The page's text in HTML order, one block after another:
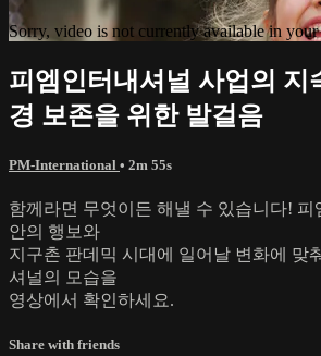
Sorry, video is not currently available in
피엠인터내셔널 사업의 지
경 보존을 위한 발걸음
PM-International • 2m 55s
함께라면 무엇이든 해낼 수 있습니다!
안의 행보와
지구촌 판데믹 시대에 일어날 변화에 맞
셔널의 모습을
영상에서 확인하세요.
Share with friends